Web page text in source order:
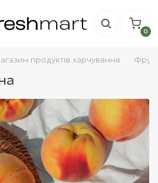
0
продуктів харчування